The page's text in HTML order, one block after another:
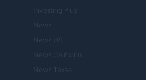
Investing Plus
Newz
Newz US
Newz California
Newz Texas